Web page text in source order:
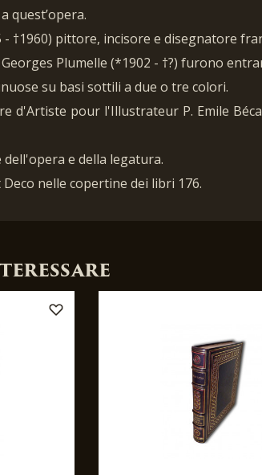
quest’opera.
- †1960) pittore, incisore e disegnatore
Georges Plumelle (*1902 - †?) furono
su basi sottili a due o tre colori.
d'Artiste pour l'Illustrateur P. Emile
e della legatura.
nelle copertine dei libri 176.